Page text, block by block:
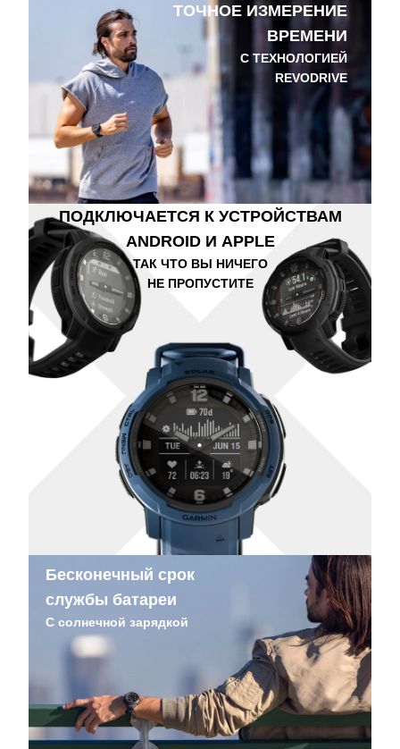
ПОДКЛЮЧАЕТСЯ К УСТРОЙСТВАМ
ANDROID И APPLE
ТОЧНОЕ ИЗМЕРЕНИЕ
ВРЕМЕНИ
Бесконечный срок
службы батареи
ТАК ЧТО ВЫ НИЧЕГО
НЕ ПРОПУСТИТЕ
С ТЕХНОЛОГИЕЙ
REVODRIVE
С солнечной зарядкой